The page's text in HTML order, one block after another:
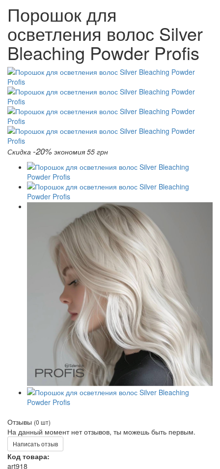
Порошок для
осветления волос Silver
Bleaching Powder Profis
Скидка -20% экономия 55 грн
Отзывы (0 шт)
На данный момент нет отзывов, ты можешь быть первым.
Написать отзыв
Код товара:
art918